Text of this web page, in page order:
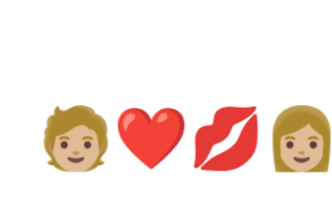
🧑🏼‍❤️‍💋‍👩🏼